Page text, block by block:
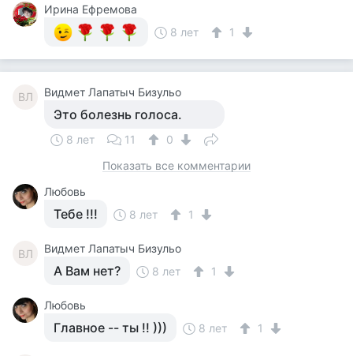
Ирина Ефремова
8 лет
1
ВЛ Видмет Лапатыч Бизульо
Это болезнь голоса.
8 лет 11
0
Показать все комментарии
Любовь
Тебе !!! 8 лет 1
ВЛ Видмет Лапатыч Бизульо
А Вам нет? 8 лет 1
Любовь
Главное -- ты !! ))) 8 лет 1